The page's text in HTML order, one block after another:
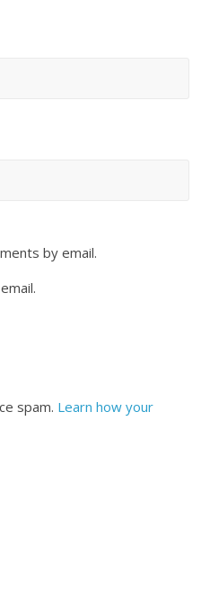
by email.
spam. Learn how your